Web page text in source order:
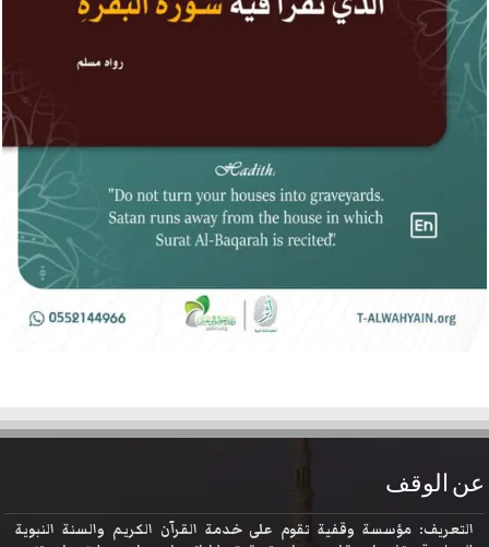
عن الوقف
التعريف: مؤسسة وقفية تقوم على خدمة القرآن الكريم والسنة النبوية